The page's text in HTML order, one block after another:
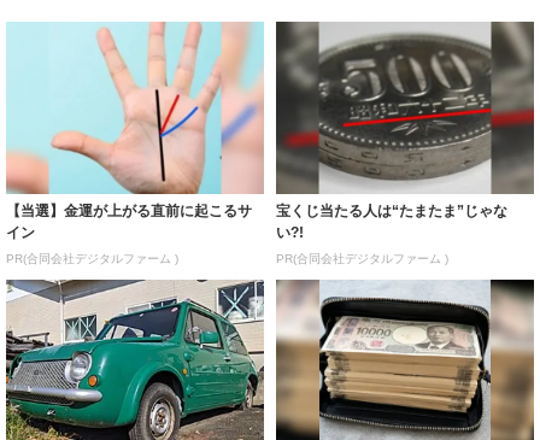
【当選】金運が上がる直前に起こるサ
イン
PR(合同会社デジタルファーム )
宝くじ当たる人は“たまたま”じゃな
い?!
PR(合同会社デジタルファーム )